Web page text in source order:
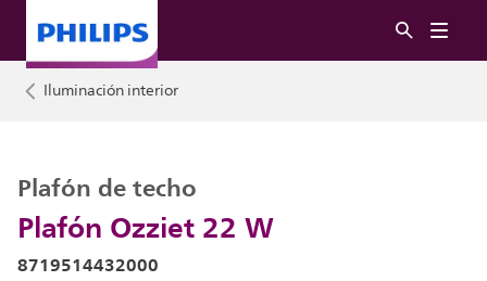
Iluminación interior
Plafón Ozziet 22 W
Plafón de techo
8719514432000